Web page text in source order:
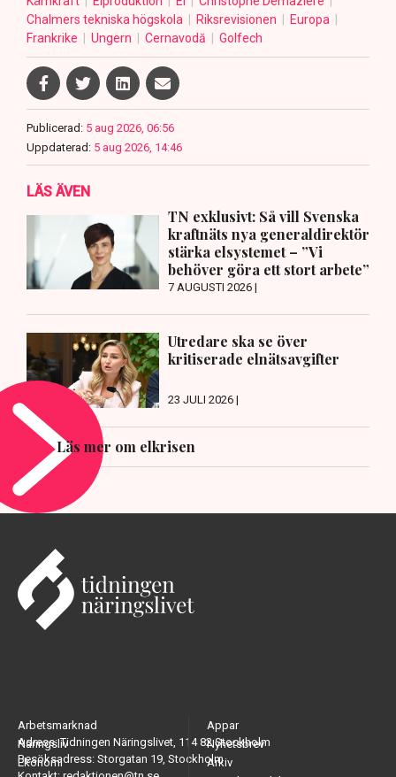
Chalmers tekniska högskola
Riksrevisionen
Europa
Frankrike
Ungern Cernavodă Golfech
Publicerad: 5 aug 2026, 06:56
Uppdaterad: 5 aug 2026, 14:46
LÄS ÄVEN
TN exklusivt: Så vill Svenska
kraftnäts nya generaldirektör
stärka elsystemet – ”Vi
behöver göra ett stort arbete”
7 AUGUSTI 2026 |
Utredare ska se över
kritiserade elnätsavgifter
23 JULI 2026 |
Läs mer om elkrisen
Adress: Tidningen Näringslivet, 114 82 Stockholm
Besöksadress: Storgatan 19, Stockholm
Arbetsmarknad
Näringsliv
Ekonomi
Appar
Nyhetsbrev
Arkiv